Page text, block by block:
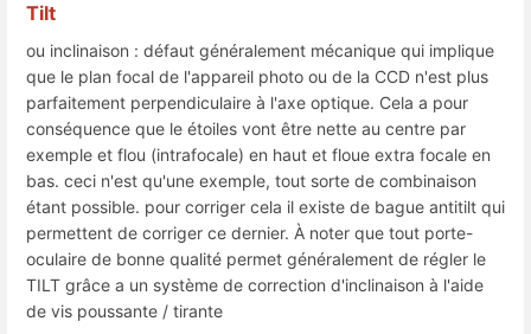
Tilt
ou inclinaison : défaut généralement mécanique qui implique
que le plan focal de l'appareil photo ou de la CCD n'est plus
parfaitement perpendiculaire à l'axe optique. Cela a pour
conséquence que le étoiles vont être nette au centre par
exemple et flou (intrafocale) en haut et floue extra focale en
bas. ceci n'est qu'une exemple, tout sorte de combinaison
étant possible. pour corriger cela il existe de bague antitilt qui
permettent de corriger ce dernier. À noter que tout porte-
oculaire de bonne qualité permet généralement de régler le
TILT grâce a un système de correction d'inclinaison à l'aide
de vis poussante / tirante